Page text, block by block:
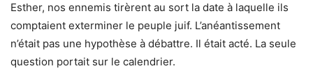
Esther, nos ennemis tirèrent au sort la date à laquelle ils
comptaient exterminer le peuple juif. L’anéantissement
n’était pas une hypothèse à débattre. Il était acté. La seule
question portait sur le calendrier.